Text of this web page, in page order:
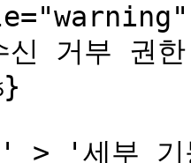
신 거부 권
> '세부 기